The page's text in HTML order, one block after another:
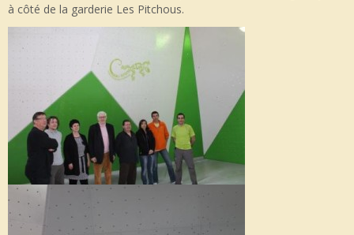
à côté de la garderie Les Pitchous.